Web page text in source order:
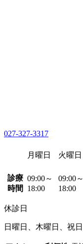
027-327-3317
月曜日 火曜日
診療
時間
09:00～
18:00
09:00～
18:00
休診日
日曜日、木曜日、祝日